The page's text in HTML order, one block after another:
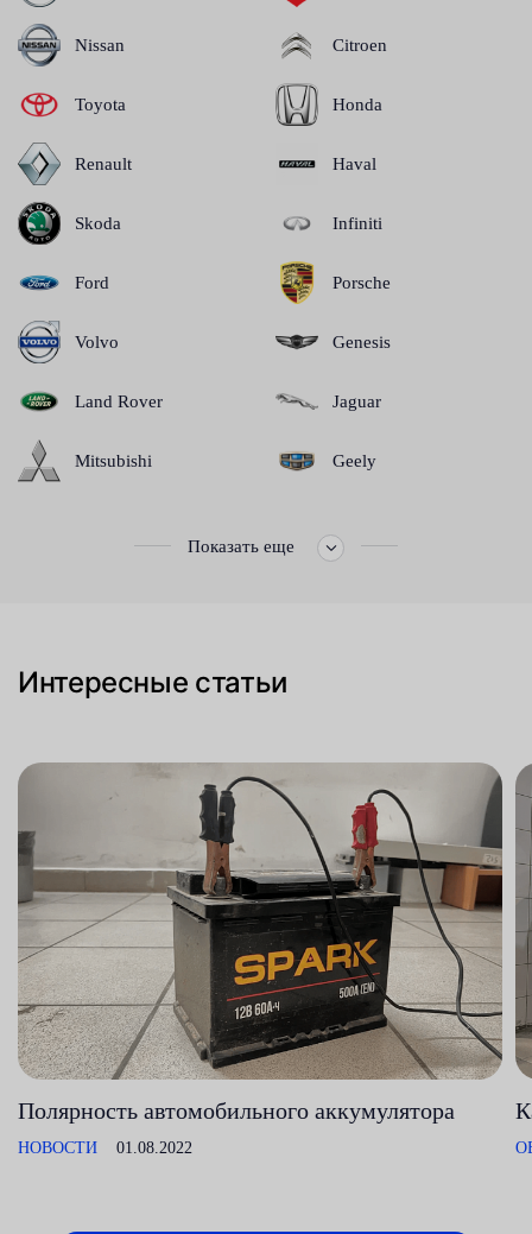
Nissan
Toyota
Renault
Skoda
Ford
Volvo
Land Rover
Mitsubishi
Citroen
Honda
Haval
Infiniti
Porsche
Genesis
Jaguar
Geely
Показать еще
Интересные статьи
Полярность автомобильного аккумулятора
НОВОСТИ 01.08.2022